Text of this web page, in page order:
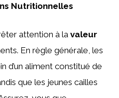
Nutritionnelles
attention à la valeur
En règle générale, les
d’un aliment constitué de
que les jeunes cailles